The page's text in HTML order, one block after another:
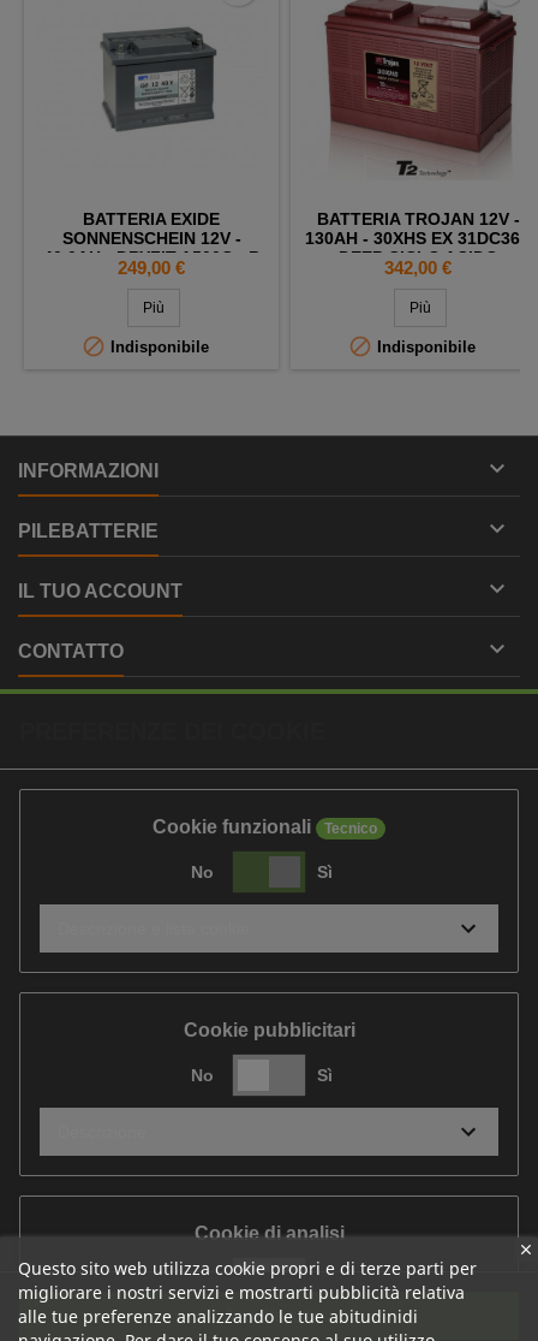
BATTERIA EXIDE
SONNENSCHEIN 12V -
40,0AH - DRYFIT A500C - B
AUTO - GF12040Y
Prezzo
249,00 €
Più
 Indisponibile
BATTERIA TROJAN 12V -
130AH - 30XHS EX 31DC36 -
DEEP CICLO ACIDO
Prezzo
342,00 €
Più
 Indisponibile
INFORMAZIONI 
PILEBATTERIE 
IL TUO ACCOUNT 
CONTATTO 
Questo sito web utilizza cookie propri e di terze parti per
migliorare i nostri servizi e mostrarti pubblicità relativa
alle tue preferenze analizzando le tue abitudinidi
Cookie funzionali Tecnico
No Sì
Cookie pubblicitari
No Sì
Cookie di analisi
No Sì
Descrizione
Accetta tutti